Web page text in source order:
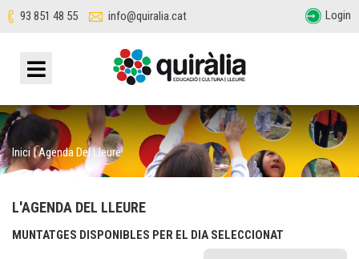
93 851 48 55 info@quiralia.cat Login
Inici|Agenda Del Lleure
L'AGENDA DEL LLEURE
MUNTATGES DISPONIBLES PER EL DIA SELECCIONAT